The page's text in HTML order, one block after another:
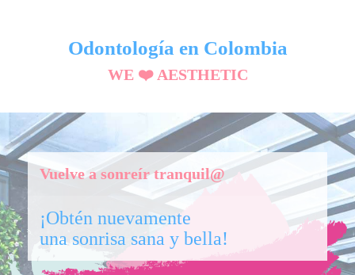
Odontología en Colombia
WE ❤️ AESTHETIC
Vuelve a sonreír tranquil@
¡Obtén nuevamente
una sonrisa sana y bella!